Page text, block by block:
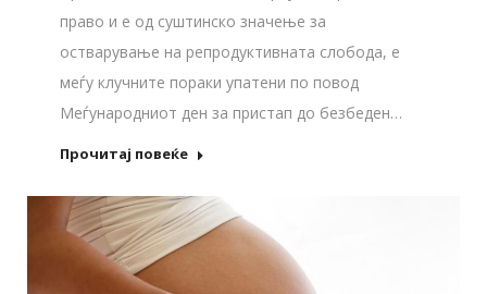
право и е од суштинско значење за
остварување на репродуктивната слобода, е
меѓу клучните пораки упатени по повод
Меѓународниот ден за пристап до безбеден…
Прочитај повеќе